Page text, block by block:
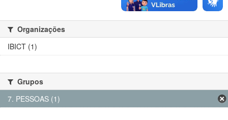
Organizações
IBICT (1)
Grupos
7. PESSOAS (1)